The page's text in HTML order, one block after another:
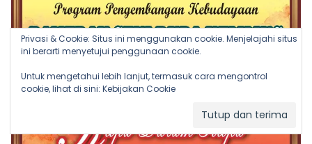
Privasi & Cookie: Situs ini menggunakan cookie. Menjelajahi situs
ini berarti menyetujui penggunaan cookie.
Untuk mengetahui lebih lanjut, termasuk cara mengontrol
cookie, lihat di sini: Kebijakan Cookie